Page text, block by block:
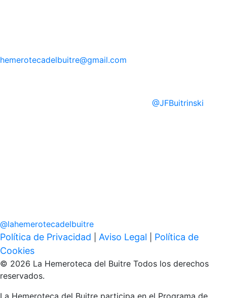
hemerotecadelbuitre@gmail.com
@JFBuitrinski
@lahemerotecadelbuitre
Política de Privacidad Aviso Legal
Política de
Cookies
© 2026 La Hemeroteca del Buitre Todos los derechos
reservados.
La Hemeroteca del Buitre participa en el Programa de